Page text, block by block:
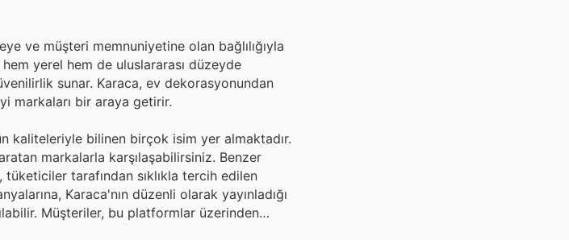
ve müşteri memnuniyetine olan bağlılığıyla
yerel hem de uluslararası düzeyde
sunar. Karaca, ev dekorasyonundan
markaları bir araya getirir.
kaliteleriyle bilinen birçok isim yer almaktadır.
markalarla karşılaşabilirsiniz. Benzer
tarafından sıklıkla tercih edilen
Karaca'nın düzenli olarak yayınladığı
Müşteriler, bu platformlar üzerinden